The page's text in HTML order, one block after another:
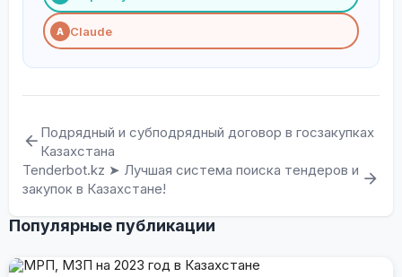
A Claude
Подрядный и субподрядный договор в госзакупках
Казахстана
Tenderbot.kz ➤ Лучшая система поиска тендеров и
закупок в Казахстане!
Популярные публикации